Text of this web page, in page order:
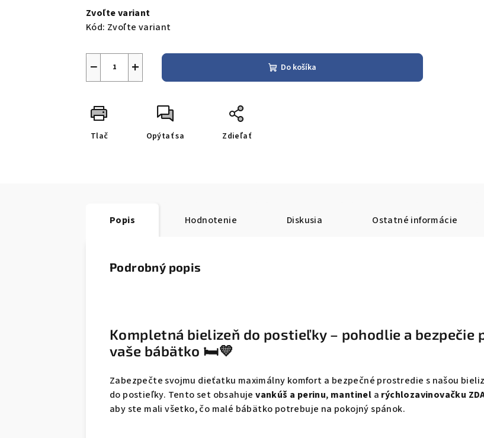
cena:
Zvoľte variant
Kód: Zvoľte variant
+
− Do košíka
Tlač Opýtať sa Zdieľať
Popis Hodnotenie Diskusia Ostatné informácie
Podrobný popis
Kompletná bielizeň do postieľky – pohodlie a bezpečie
vaše bábätko 🛏️💛
Zabezpečte svojmu dieťatku maximálny komfort a bezpečné prostredie s našou
do postieľky. Tento set obsahujevankúš a perinu, mantinel a rýchlozavinovačku
aby ste mali všetko, čo malé bábätko potrebuje na pokojný spánok.